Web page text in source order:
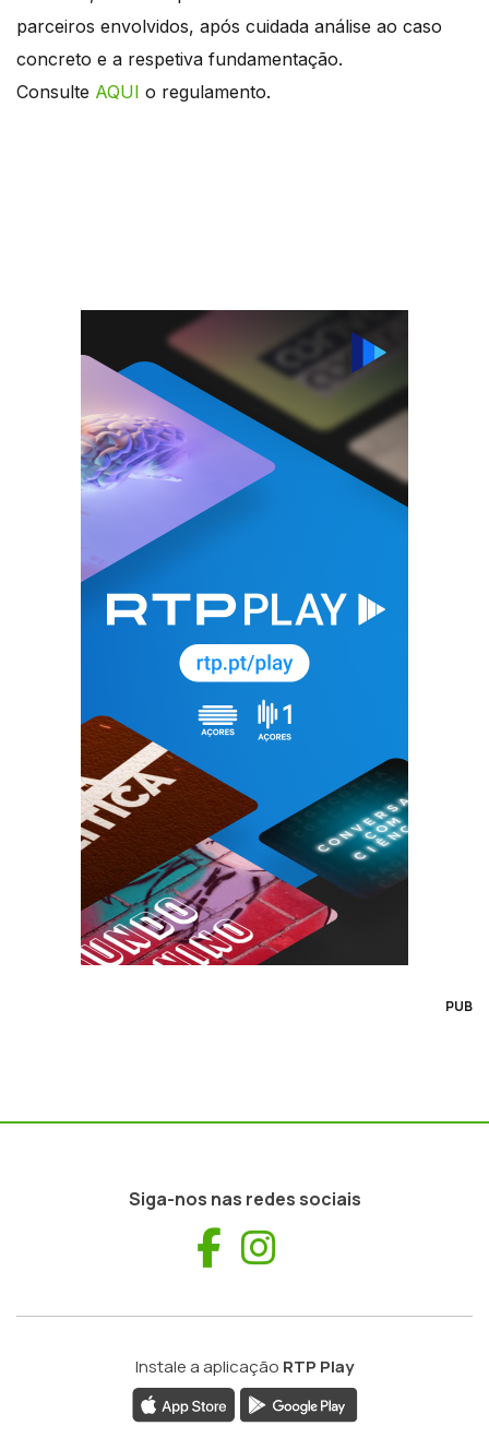
parceiros envolvidos, após cuidada análise ao caso
concreto e a respetiva fundamentação.
Consulte AQUI o regulamento.
PUB
Siga-nos nas redes sociais
Facebook
Instale a aplicação RTP Play